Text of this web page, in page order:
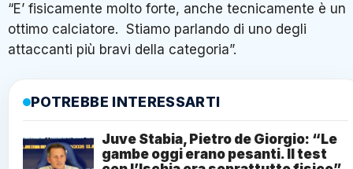
“E’ fisicamente molto forte, anche tecnicamente è un
ottimo calciatore. Stiamo parlando di uno degli
attaccanti più bravi della categoria”.
POTREBBE INTERESSARTI
Juve Stabia, Pietro de Giorgio: “Le
gambe oggi erano pesanti. Il test